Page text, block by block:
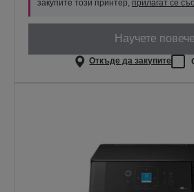
закупите този принтер, прилагат се
Научете повече
Откъде да закупите